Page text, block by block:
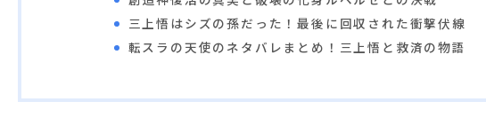
三上悟はシズの孫だった！最後に回収された衝撃伏線
転スラの天使のネタバレまとめ！三上悟と救済の物語